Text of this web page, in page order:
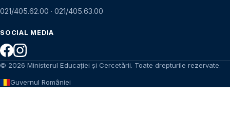
021/405.62.00 · 021/405.63.00
SOCIAL MEDIA
© 2026 Ministerul Educației și Cercetării. Toate drepturile rezervate.
Guvernul României